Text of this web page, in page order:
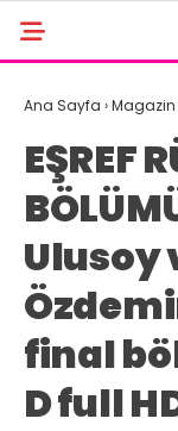
Ana Sayfa ›Magazin
EŞREF
Ulusoy
final
D full